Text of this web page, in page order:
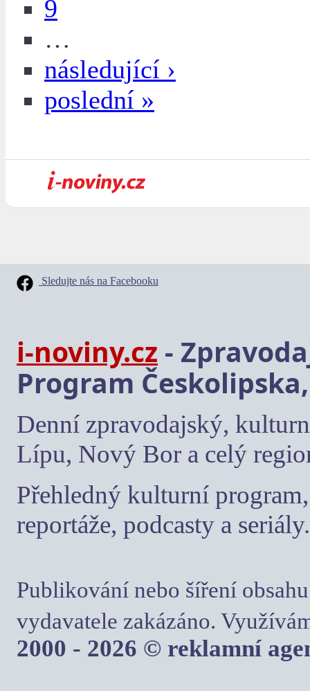
9
…
následující ›
poslední »
Sledujte nás na Facebooku
i-noviny.cz -
Program
Denní zpravodajský,
Lípu, Nový Bor a celý
Přehledný kulturní
reportáže, podcasty a seriály.
Publikování nebo šíření
vydavatele zakázáno.
2000 - 2026 © reklamní